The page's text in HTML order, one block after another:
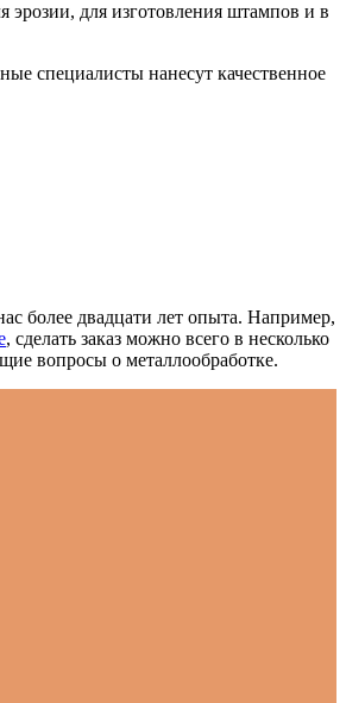
эрозии, для изготовления штампов и в
специалисты нанесут качественное
более двадцати лет опыта. Например,
, сделать заказ можно всего в несколько
вопросы о металлообработке.